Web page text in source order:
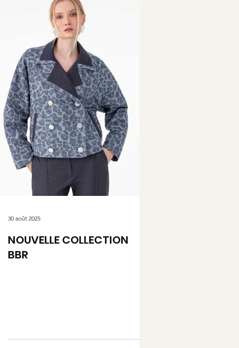
NOUVELLE COLLECTION
BBR
30 août 2025